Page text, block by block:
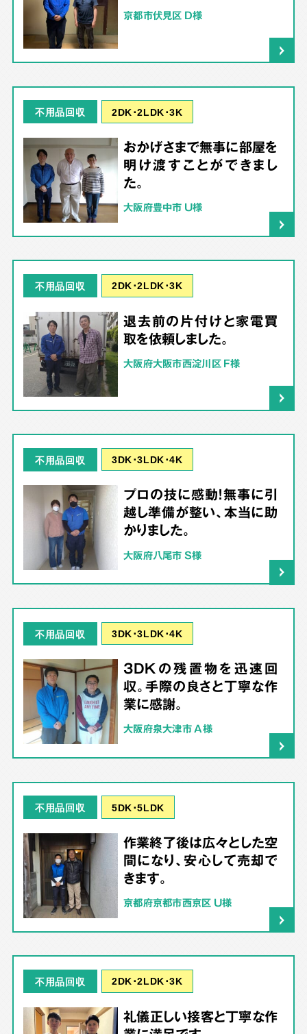
京都市伏見区 D様
不用品回収 2DK･2LDK･3K
おかげさまで無事に部屋を
明け渡すことができまし
た。
大阪府豊中市 U様
不用品回収 2DK･2LDK･3K
退去前の片付けと家電買
取を依頼しました。
大阪府大阪市西淀川区 F様
不用品回収 3DK･3LDK･4K
プロの技に感動！無事に引
越し準備が整い、本当に助
かりました。
大阪府八尾市 S様
不用品回収 3DK･3LDK･4K
3DKの残置物を迅速回
収。手際の良さと丁寧な作
業に感謝。
大阪府泉大津市 A様
不用品回収 5DK･5LDK
作業終了後は広々とした空
間になり、安心して売却で
きます。
京都府京都市西京区 U様
不用品回収 2DK･2LDK･3K
礼儀正しい接客と丁寧な作